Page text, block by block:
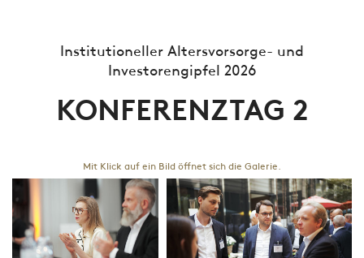
Institutioneller Altersvorsorge- und
Investorengipfel 2026
KONFERENZTAG 2
Mit Klick auf ein Bild öffnet sich die Galerie.